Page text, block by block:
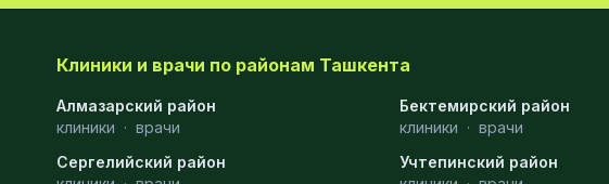
Аллергология
Психология
Клиники и врачи по районам Ташкента
Алмазарский район
клиники · врачи
Бектемирский район
клиники · врачи
Сергелийский район
Учтепинский район